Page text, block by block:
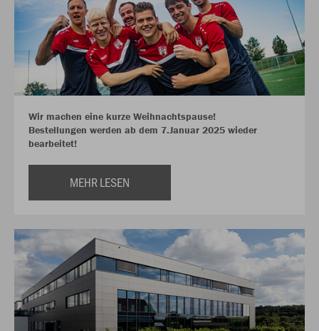
Wir machen eine kurze Weihnachtspause!
Bestellungen werden ab dem 7.Januar 2025 wieder
bearbeitet!
MEHR LESEN